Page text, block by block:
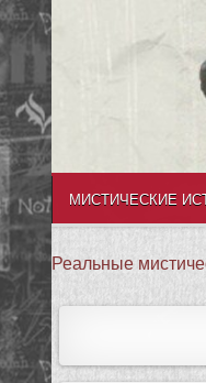
МИСТИЧЕСКИЕ
Реальные